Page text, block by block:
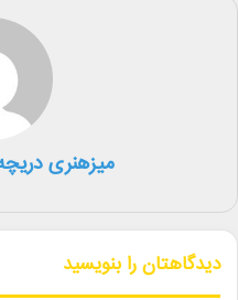
نوجوانان انقلابی و اجرای
از دیگر بخش‌های این رویداد
مجموعه فرهنگی و هنری برج
میزهنری
دیدگاهتان را بنویسید